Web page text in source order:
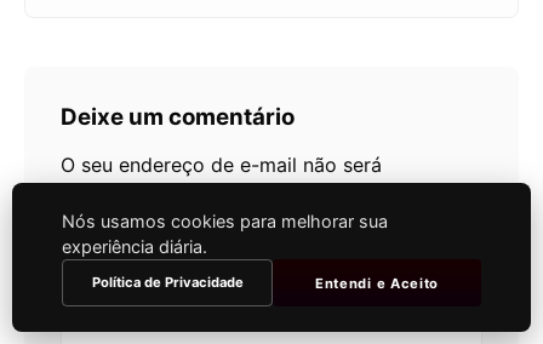
Deixe um comentário
O seu endereço de e-mail não será
marcados com*
Comentário*
Nós usamos cookies para melhorar sua
experiência diária.
Política de Privacidade Entendi e Aceito